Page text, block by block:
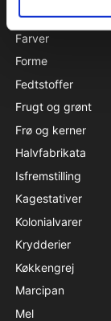
Engangsartikler
Farver
Forme
Fedtstoffer
Frugt og grønt
Frø og kerner
Halvfabrikata
Isfremstilling
Kagestativer
Kolonialvarer
Krydderier
Køkkengrej
Marcipan
Mel